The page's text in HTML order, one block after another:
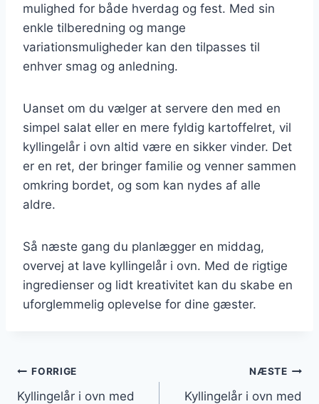
mulighed for både hverdag og fest. Med sin
enkle tilberedning og mange
variationsmuligheder kan den tilpasses til
enhver smag og anledning.
Uanset om du vælger at servere den med en
simpel salat eller en mere fyldig kartoffelret, vil
kyllingelår i ovn altid være en sikker vinder. Det
er en ret, der bringer familie og venner sammen
omkring bordet, og som kan nydes af alle
aldre.
Så næste gang du planlægger en middag,
overvej at lave kyllingelår i ovn. Med de rigtige
ingredienser og lidt kreativitet kan du skabe en
uforglemmelig oplevelse for dine gæster.
Indlægsnavigation
FORRIGE
Kyllingelår i ovn med
NÆSTE
Kyllingelår i ovn med